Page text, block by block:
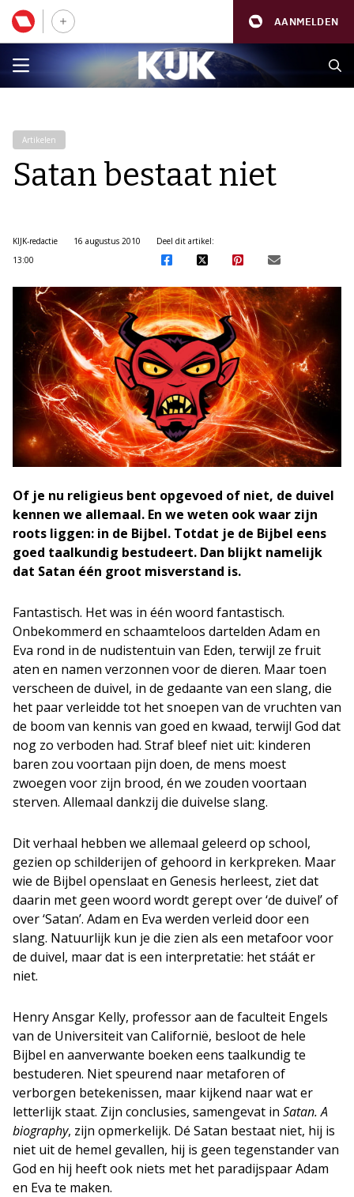
AANMELDEN
Artikelen
Satan bestaat niet
KIJK-redactie
16 augustus 2010
13:00
Deel dit artikel:
Of je nu religieus bent opgevoed of niet, de duivel
kennen we allemaal. En we weten ook waar zijn
roots liggen: in de Bijbel. Totdat je de Bijbel eens
goed taalkundig bestudeert. Dan blijkt namelijk
dat Satan één groot misverstand is.
Fantastisch. Het was in één woord fantastisch.
Onbekommerd en schaamteloos dartelden Adam en
Eva rond in de nudistentuin van Eden, terwijl ze fruit
aten en namen verzonnen voor de dieren. Maar toen
verscheen de duivel, in de gedaante van een slang, die
het paar verleidde tot het snoepen van de vruchten van
de boom van kennis van goed en kwaad, terwijl God dat
nog zo verboden had. Straf bleef niet uit: kinderen
baren zou voortaan pijn doen, de mens moest
zwoegen voor zijn brood, én we zouden voortaan
sterven. Allemaal dankzij die duivelse slang.
Dit verhaal hebben we allemaal geleerd op school,
gezien op schilderijen of gehoord in kerkpreken. Maar
wie de Bijbel openslaat en Genesis herleest, ziet dat
daarin met geen woord wordt gerept over ‘de duivel’ of
over ‘Satan’. Adam en Eva werden verleid door een
slang. Natuurlijk kun je die zien als een metafoor voor
de duivel, maar dat is een interpretatie: het stáát er
niet.
Henry Ansgar Kelly, professor aan de faculteit Engels
van de Universiteit van Californië, besloot de hele
Bijbel en aanverwante boeken eens taalkundig te
bestuderen. Niet speurend naar metaforen of
verborgen betekenissen, maar kijkend naar wat er
letterlijk staat. Zijn conclusies, samengevat in Satan. A
biography, zijn opmerkelijk. Dé Satan bestaat niet, hij is
niet uit de hemel gevallen, hij is geen tegenstander van
God en hij heeft ook niets met het paradijspaar Adam
en Eva te maken.